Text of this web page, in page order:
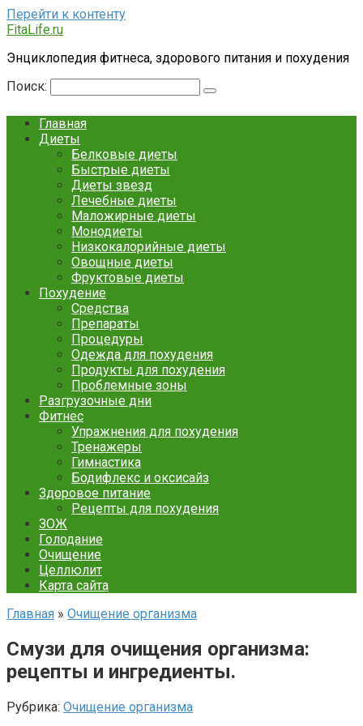
Перейти к контенту
FitaLife.ru
Энциклопедия фитнеса, здорового питания и похудения
Поиск:
Главная
Диеты
Белковые диеты
Быстрые диеты
Диеты звезд
Лечебные диеты
Маложирные диеты
Монодиеты
Низкокалорийные диеты
Овощные диеты
Фруктовые диеты
Похудение
Средства
Препараты
Процедуры
Одежда для похудения
Продукты для похудения
Проблемные зоны
Разгрузочные дни
Фитнес
Упражнения для похудения
Тренажеры
Гимнастика
Бодифлекс и оксисайз
Здоровое питание
Рецепты для похудения
ЗОЖ
Голодание
Очищение
Целлюлит
Карта сайта
Главная » Очищение организма
Смузи для очищения организма:
рецепты и ингредиенты.
Рубрика: Очищение организма